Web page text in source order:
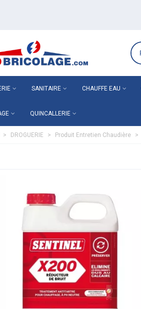
SANITAIRE CHAUFFE EAU
QUINCALLERIE
> DROGUERIE > Produit Entretien Chaudière >